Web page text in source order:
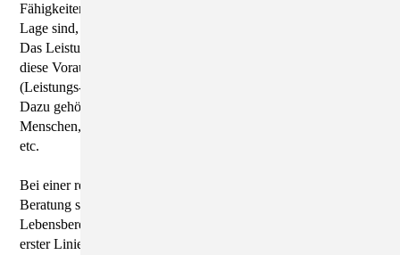
Fähigkeiten besteht und die noch nicht oder nicht mehr in der
Lage sind, eigenverantwortlich und tagesstrukturiert zu leben.
Das Leistungsangebot steht denjenigen Personen offen, die
diese Voraussetzungen erfüllen und darüber hinaus andere
(Leistungs-) Angebote zur Tagesstrukturierung wahrnehmen.
Dazu gehört eine Tätigkeit in einer Werkstatt für behinderte
Menschen, einer Beschäftigung auf dem ersten Arbeitsmarkt,
etc.
Bei einer regelmäßigen pädagogischen Betreuung und
Beratung sollten die Bewohner-/innen in der Lage sein, ihren
Lebensbereich mit Unterstützung zu gestalten. Darunter ist in
erster Linie zu verstehen, dass die Hilfesuchenden zu